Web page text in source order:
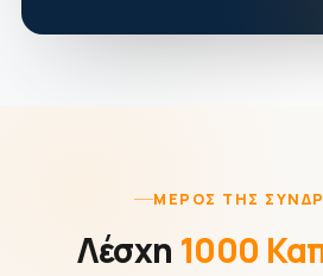
ΜΈΡΟΣ ΤΗΣ
Λέσχη 1000